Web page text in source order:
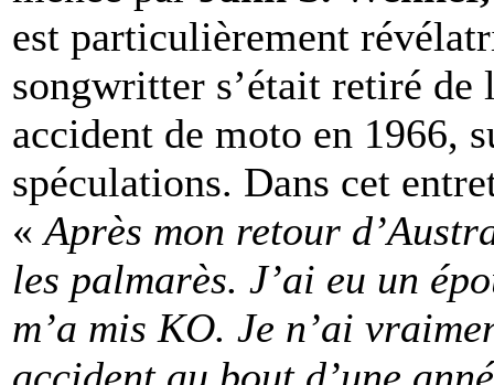
est particulièrement
songwritter s’était retiré de
accident de moto en 1966,
spéculations. Dans cet
«Après mon retour
les palmarès. J’ai eu un
m’a mis KO. Je n’ai